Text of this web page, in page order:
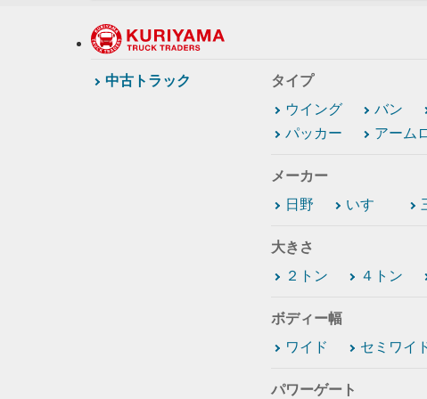
中古トラック
タイプ
ウイング
バン
パッカー
アーム
メーカー
日野
いすゞ
大きさ
２トン
４トン
ボディー幅
ワイド
セミワイ
パワーゲート